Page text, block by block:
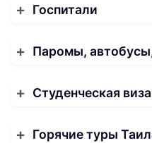
Госпитали
Паромы,
Студенческая виза
Горячие туры